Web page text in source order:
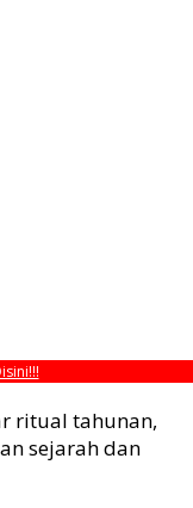
ritual tahunan,
sejarah dan